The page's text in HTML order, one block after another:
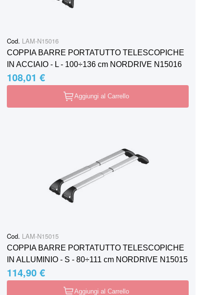
Cod. LAM-N15016
COPPIA BARRE PORTATUTTO TELESCOPICHE
IN ACCIAIO - L - 100÷136 cm NORDRIVE N15016
108,01 €
Aggiungi al Carrello
Cod. LAM-N15015
COPPIA BARRE PORTATUTTO TELESCOPICHE
IN ALLUMINIO - S - 80÷111 cm NORDRIVE N15015
114,90 €
Aggiungi al Carrello